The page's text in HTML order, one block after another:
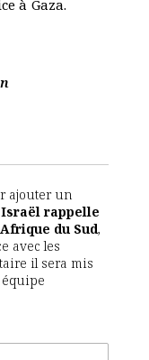
à Gaza.
ajouter un
Israël rappelle
du Sud,
avec les
il sera mis